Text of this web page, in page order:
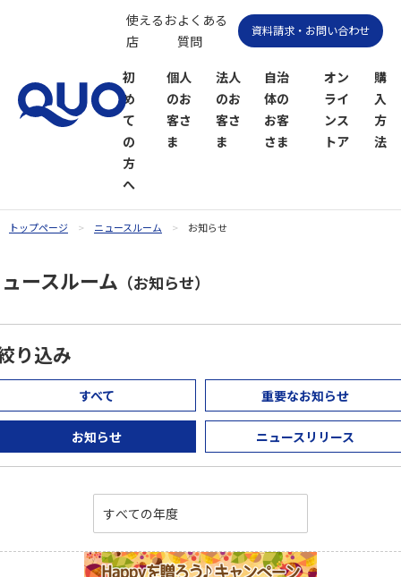
初
め
て
の
方
へ
個人
のお
客さ
ま
法人
のお
客さ
ま
自治
体の
お客
さま
オン
ライ
ンス
トア
ドオンラ
ア
ドPayオン
トア
購
入
方
法
使えるお
店
よくある
質問
資料請求・お問い合わせ
トップページ ニュースルーム お知らせ
ースルーム （お知らせ）
り込み
すべて 重要なお知らせ
お知らせ ニュースリリース